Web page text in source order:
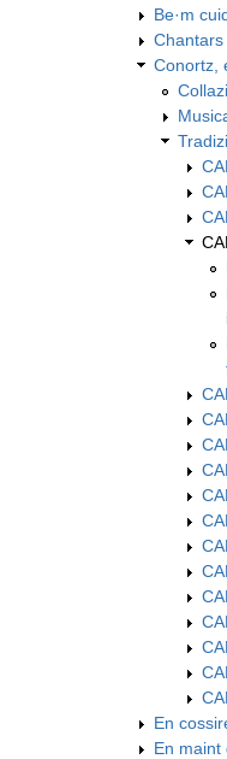
Be·m
Conortz,
En
En maint